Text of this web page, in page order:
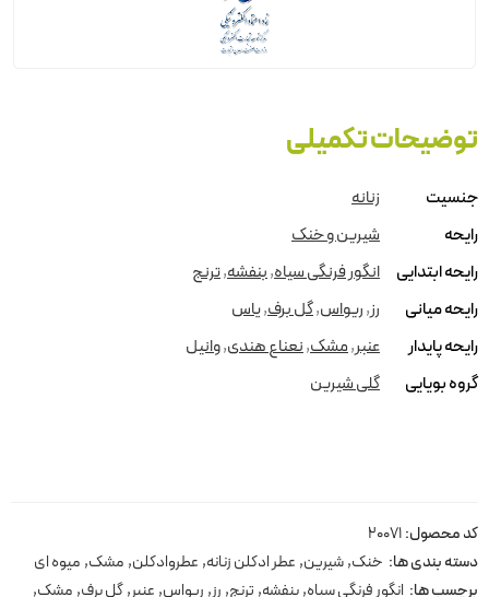
توضیحات تکمیلی
جنسیت
زنانه
رایحه
شیرین و خنک
رایحه ابتدایی
انگور فرنگی سیاه,بنفشه,ترنج
رایحه میانی
رز,ریواس,گل برف,یاس
رایحه پایدار
عنبر,مشک,نعناع هندی,وانیل
گروه بویایی
گلی شیرین
کد محصول:20071
دسته بندی ها: خنک,شیرین, عطر ادکلن زنانه, عطروادکلن, مشک, میوه ای
برچسب ها: انگور فرنگی سیاه,بنفشه, ترنج, رز, ریواس, عنبر,گل برف, مشک,